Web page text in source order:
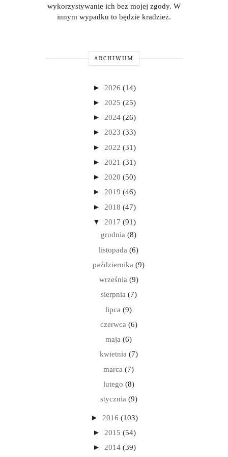
wykorzystywanie ich bez mojej zgody. W
innym wypadku to będzie kradzież.
ARCHIWUM
► 2026 (14)
► 2025 (25)
► 2024 (26)
► 2023 (33)
► 2022 (31)
► 2021 (31)
► 2020 (50)
► 2019 (46)
► 2018 (47)
▼ 2017 (91)
grudnia (8)
listopada (6)
października (9)
września (9)
sierpnia (7)
lipca (9)
czerwca (6)
maja (6)
kwietnia (7)
marca (7)
lutego (8)
stycznia (9)
► 2016 (103)
► 2015 (54)
► 2014 (39)